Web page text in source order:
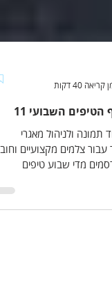
קריאה 40 דקות
השבועי 11
תמונה ולניהול מאגרי